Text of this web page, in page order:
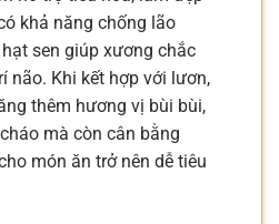
khả năng chống lão
sen giúp xương chắc
não. Khi kết hợp với lươn,
thêm hương vị bùi bùi,
mà còn cân bằng
món ăn trở nên dễ tiêu